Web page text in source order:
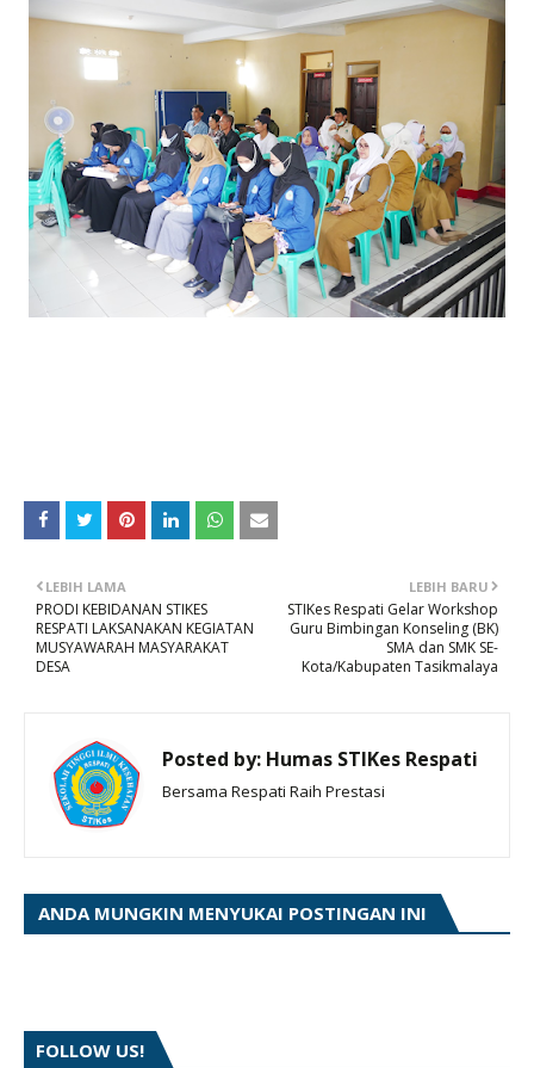
LEBIH BARU
STIKes Respati Gelar Workshop
Guru Bimbingan Konseling (BK)
SMA dan SMK SE-
Kota/Kabupaten Tasikmalaya
LEBIH LAMA
PRODI KEBIDANAN STIKES
RESPATI LAKSANAKAN KEGIATAN
MUSYAWARAH MASYARAKAT
DESA
Posted by: Humas STIKes Respati
Bersama Respati Raih Prestasi
ANDA MUNGKIN MENYUKAI POSTINGAN INI
FOLLOW US!